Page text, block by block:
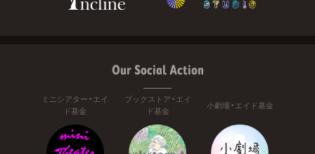
Our Social Action
ミニシアター・エイ
ド基金
ブックストア・エイ
ド基金
小劇場・エイド基金